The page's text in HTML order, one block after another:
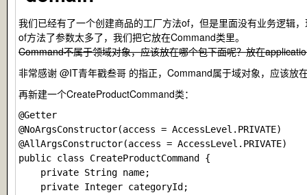
我们已经有了一个创建商品的工厂方法of，但是里面没有业务逻辑
of方法了参数太多了，我们把它放在Command类里。
Command不属于领域对象，应该放在哪个包下面呢？放在
非常感谢 @IT青年戳叁哥 的指正，Command属于域对象，应该放
再新建一个CreateProductCommand类：
@Getter
@NoArgsConstructor(access = AccessLevel.PRIVATE)
@AllArgsConstructor(access = AccessLevel.PRIVATE)
public class CreateProductCommand {
    private String name;
    private Integer categoryId;